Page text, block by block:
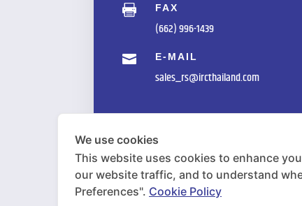
 FAX
(662) 996-1439
 E-MAIL
sales_rs@ircthailand.com
We use cookies
This website uses cookies to enhance
our website traffic, and to understand
Preferences". Cookie Policy